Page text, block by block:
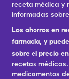
receta médica y
informadas
Los ahorros en
farmacia, y
sobre el precio
recetas
medicamentos